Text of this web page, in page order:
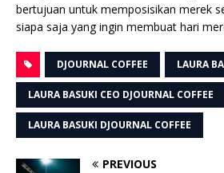
bertujuan untuk memposisikan merek
siapa saja yang ingin membuat hari
DJOURNAL COFFEE LAURA
LAURA BASUKI CEO DJOURNAL COFFEE
LAURA BASUKI DJOURNAL COFFEE
PREVIOUS